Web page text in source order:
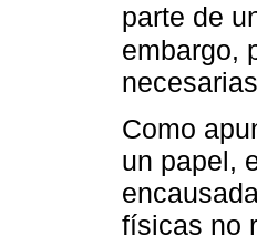
parte de
embargo,
Como
un papel,
físicas no